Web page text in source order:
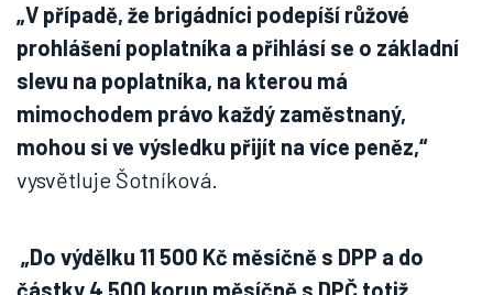
„V případě, že brigádníci podepíší růžové
prohlášení poplatníka a přihlásí se o základní
slevu na poplatníka, na kterou má
mimochodem právo každý zaměstnaný,
mohou si ve výsledku přijít na více peněz,“
vysvětluje Šotníková.
„Do výdělku 11 500 Kč měsíčně s DPP a do
částky 4 500 korun měsíčně s DPČ totiž